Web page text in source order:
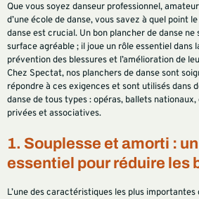
Que vous soyez danseur professionnel,
d’une école de danse, vous savez à quel point
danse est crucial. Un bon plancher de danse ne
surface agréable ; il joue un rôle essentiel dans
prévention des blessures et l’amélioration de
Chez Spectat, nos planchers de danse sont
répondre à ces exigences et sont utilisés dans
danse de tous types : opéras, ballets
privées et associatives.
1. Souplesse et amorti :
essentiel pour réduire les
L’une des caractéristiques les plus importantes